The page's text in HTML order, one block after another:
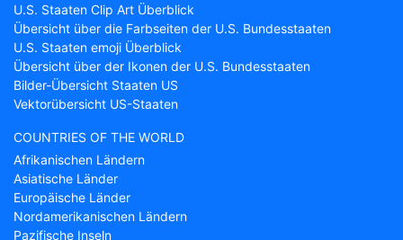
U.S. Staaten Clip Art Überblick
Übersicht über die Farbseiten der U.S. Bundesstaaten
U.S. Staaten emoji Überblick
Übersicht über der Ikonen der U.S. Bundesstaaten
Bilder-Übersicht Staaten US
Vektorübersicht US-Staaten
COUNTRIES OF THE WORLD
Afrikanischen Ländern
Asiatische Länder
Europäische Länder
Nordamerikanischen Ländern
Pazifische Inseln